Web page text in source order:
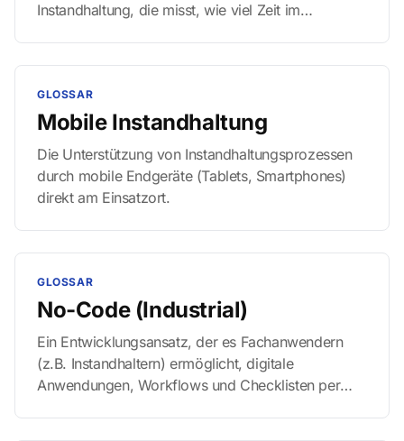
Instandhaltung, die misst, wie viel Zeit im
GLOSSAR
Mobile Instandhaltung
Die Unterstützung von Instandhaltungsprozessen
durch mobile Endgeräte (Tablets, Smartphones)
direkt am Einsatzort.
GLOSSAR
No-Code (Industrial)
Ein Entwicklungsansatz, der es Fachanwendern
(z.B. Instandhaltern) ermöglicht, digitale
Anwendungen, Workflows und Checklisten per